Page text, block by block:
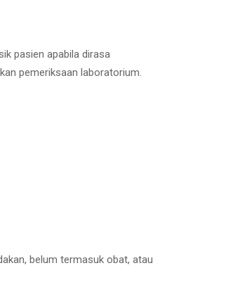
pasien apabila dirasa
pemeriksaan laboratorium.
belum termasuk obat, atau